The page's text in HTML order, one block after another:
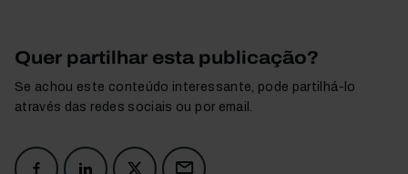
Quer partilhar esta publicação?
Se achou este conteúdo interessante, pode partilhá-lo
através das redes sociais ou por email.